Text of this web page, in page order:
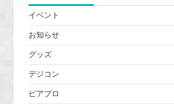
イベント
お知らせ
グッズ
デジコン
ピアプロ